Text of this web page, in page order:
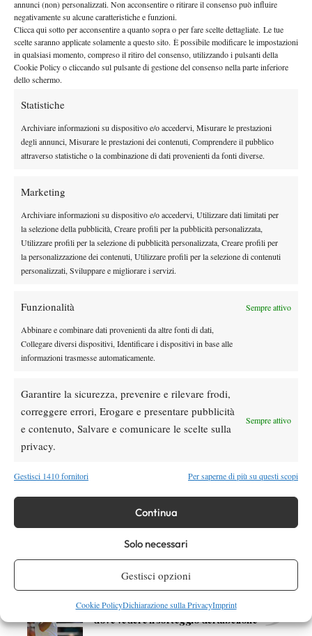
annunci (non) personalizzati. Non acconsentire o ritirare il consenso può influire
negativamente su alcune caratteristiche e funzioni.
Clicca qui sotto per acconsentire a quanto sopra o per fare scelte dettagliate. Le tue
scelte saranno applicate solamente a questo sito. È possibile modificare le impostazioni
in qualsiasi momento, compreso il ritiro del consenso, utilizzando i pulsanti della
Cookie Policy o cliccando sul pulsante di gestione del consenso nella parte inferiore
dello schermo.
Statistiche
Archiviare informazioni su dispositivo e/o accedervi, Misurare le prestazioni
degli annunci, Misurare le prestazioni dei contenuti, Comprendere il pubblico
attraverso statistiche o la combinazione di dati provenienti da fonti diverse.
Marketing
Archiviare informazioni su dispositivo e/o accedervi, Utilizzare dati limitati per
la selezione della pubblicità, Creare profili per la pubblicità personalizzata,
Utilizzare profili per la selezione di pubblicità personalizzata, Creare profili per
la personalizzazione dei contenuti, Utilizzare profili per la selezione di contenuti
personalizzati, Sviluppare e migliorare i servizi.
Funzionalità Sempre attivo
Abbinare e combinare dati provenienti da altre fonti di dati,
Collegare diversi dispositivi, Identificare i dispositivi in base alle
informazioni trasmesse automaticamente.
Garantire la sicurezza, prevenire e rilevare frodi,
correggere errori, Erogare e presentare pubblicità
e contenuto, Salvare e comunicare le scelte sulla
privacy.
Sempre attivo
Gestisci 1410 fornitori Per saperne di più su questi scopi
Continua
Solo necessari
Gestisci opzioni
Cookie PolicyDichiarazione sulla PrivacyImprint
Courmayeur . È cresciuta laconsapevolezza nei suoi mezzi
pari passo anche la gestione delle partite è migliorata in modo
esponenziale così come ildrittoche ha iniziato a recitare un
ruolo ancor più determinante (sebbene già fosse l’arma in più del
suo repertorio).
La seconda metà di stagione vissuta da Paolini, in senso figurato
presente quando un genitore insegna al figlio ad andare in
bicicletta? Mamma Vika le ha dato una bella spinta
alcuna il manubrio viaggiando più libera e sicura rispetto al
benissimo la sua bicicletta ed è pronta in questa stagione a
pedalare ancor più forte di prima.
TAGGED:Jasmine Paolini
Stagione Wta
DI TENDENZA
Bolelli/Vavassori fuori al primo turno
Quinn, Sonego entra nel tabellone
Masters 1000 Cincinnati 2026: a che ora e
dove vedere il sorteggio del tabellone